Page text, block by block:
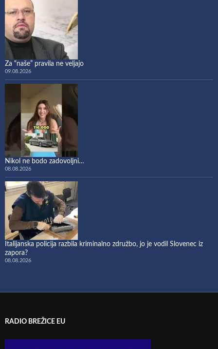
Za “naše” pravila ne veljajo
09.08.2026
Nikol ne bodo zadovoljni…
08.08.2026
Italijanska policija razbila kriminalno združbo, jo je vodil Slovenec iz
zapora?
08.08.2026
RADIO BREŽICE EU